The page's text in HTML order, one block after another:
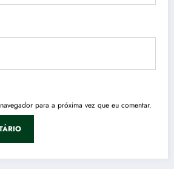
para a próxima vez que eu comentar.